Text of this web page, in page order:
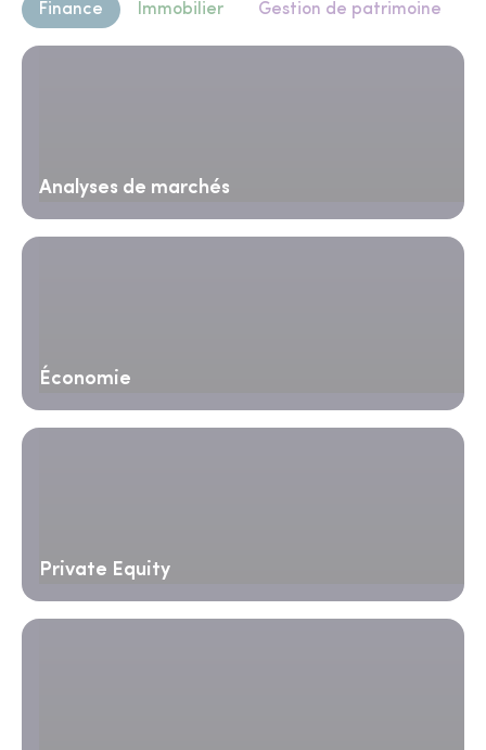
Finance Immobilier Gestion de patrimoine
Analyses de marchés
Économie
Private Equity